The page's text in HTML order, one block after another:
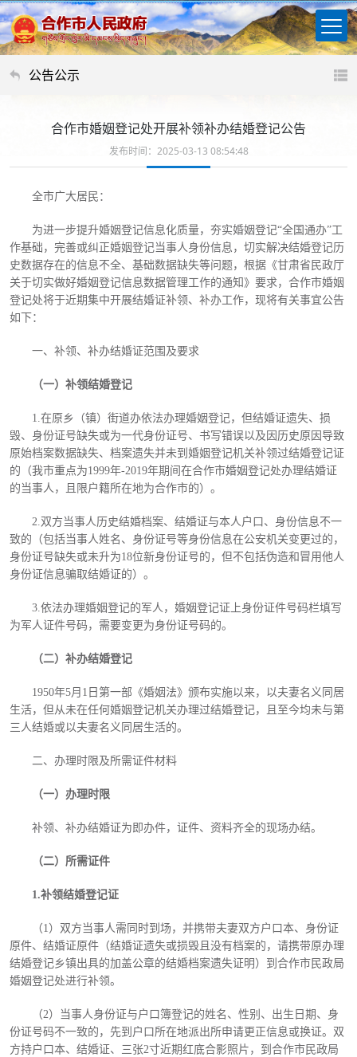
公告公示
合作市婚姻登记处开展补领补办结婚登记公告
发布时间：2025-03-13 08:54:48
全市广大居民：
为进一步提升婚姻登记信息化质量，夯实婚姻登记“全国通办”工
作基础，完善或纠正婚姻登记当事人身份信息，切实解决结婚登记历
史数据存在的信息不全、基础数据缺失等问题，根据《甘肃省民政厅
关于切实做好婚姻登记信息数据管理工作的通知》要求，合作市婚姻
登记处将于近期集中开展结婚证补领、补办工作，现将有关事宜公告
如下：
一、 补领、补办结婚证范围及要求
（一）补领结婚登记
1.在原乡（镇）街道办依法办理婚姻登记，但结婚证遗失、损
毁、身份证号缺失或为一代身份证号、书写错误以及因历史原因导致
原始档案数据缺失、档案遗失并未到婚姻登记机关补领过结婚登记证
的（我市重点为1999年-2019年期间在合作市婚姻登记处办理结婚证
的当事人，且限户籍所在地为合作市的）。
2.双方当事人历史结婚档案、结婚证与本人户口、身份信息不一
致的（包括当事人姓名、身份证号等身份信息在公安机关变更过的，
身份证号缺失或未升为18位新身份证号的，但不包括伪造和冒用他人
身份证信息骗取结婚证的）。
3.依法办理婚姻登记的军人，婚姻登记证上身份证件号码栏填写
为军人证件号码，需要变更为身份证号码的。
（二）补办结婚登记
1950年5月1日第一部《婚姻法》颁布实施以来，以夫妻名义同居
生活，但从未在任何婚姻登记机关办理过结婚登记，且至今均未与第
三人结婚或以夫妻名义同居生活的。
二、 办理时限及所需证件材料
（一）办理时限
补领、补办结婚证为即办件，证件、资料齐全的现场办结。
（二） 所需证件
1.补领结婚登记证
（1）双方当事人需同时到场，并携带夫妻双方户口本、身份证
原件、结婚证原件（结婚证遗失或损毁且没有档案的，请携带原办理
结婚登记乡镇出具的加盖公章的结婚档案遗失证明）到合作市民政局
婚姻登记处进行补领。
（2）当事人身份证与户口簿登记的姓名、性别、出生日期、身
份证号码不一致的，先到户口所在地派出所申请更正信息或换证。双
方持户口本、结婚证、三张2寸近期红底合影照片，到合作市民政局